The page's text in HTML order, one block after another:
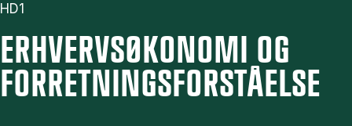
HD1
ERHVERVS­ØKONOMI OG
FOR­RET­NINGS­FOR­STÅ­EL­SE